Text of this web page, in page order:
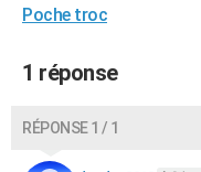
BONS PLANS
CARTE DE VOEUX
Poche troc
1 réponse
RÉPONSE 1 / 1